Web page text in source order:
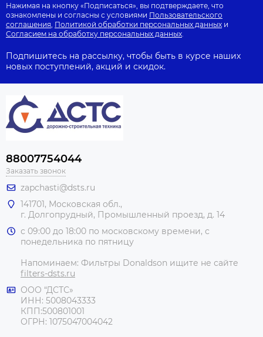
Нажимая на кнопку «Подписаться», вы подтверждаете, что
ознакомлены и согласны с условиями Пользовательского
соглашения Политикой обработки персональных данных и
Согласием на обработку персональных данных
Подпишитесь на рассылку, чтобы быть в курсе наших
новых поступлений, акций и скидок.
88007754044
Заказать звонок
zapchasti@dsts.ru
141701, Московская обл.,
г. Долгопрудный, Промышленный проезд, д. 14
с 09:00 до 18:00 по московскому времени, с
понедельника по пятницу
Напоминаем: Фильтры Donaldson ищите не сайте
filters-dsts.ru
ООО “ДСТС»
ИНН: 5008043333
КПП:500801001
ОГРН: 1075047004042